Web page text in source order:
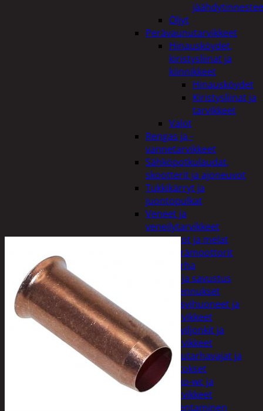
Öljyt
Perävaunutarvikkeet
Hinausköydet,
kiristysliinat ja
kiinnikkeet
Hinausköydet
Kiristysliinat ja
tarvikkeet
Valot
Rengas ja -
vannetarvikkeet
Sähköpotkulaudat,
skootterit ja ajoneuvot
Tukkikärryt ja
juontopulkat
Veneet ja
veneilytarvikkeet
Airot ja melat
Perämoottorit
Piha ja puutarha
Grillaus ja savustus
Piharakennukset
Kasvihuoneet ja
tarvikkeet
Paviljonkit ja
tarvikkeet
Puutarhavajat ja
katokset
Ulko-wc ja
tarvikkeet
Piharakentaminen